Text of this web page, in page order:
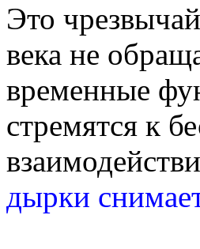
Это
века не
временные
стремятся к
дырки